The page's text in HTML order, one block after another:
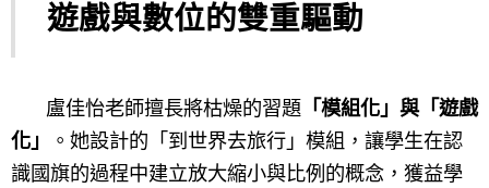
遊戲與數位的雙重驅動
盧佳怡老師擅長將枯燥的習題 「模組化」與「遊戲
化」
。她設計的「到世界去旅行」模組，讓學生在認
識國旗的過程中建立放大縮小與比例的概念，獲益學